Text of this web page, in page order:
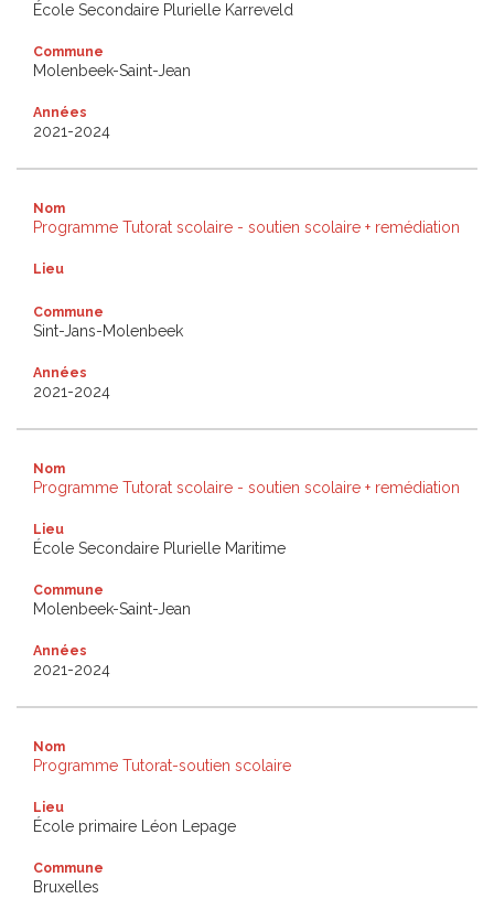
École Secondaire Plurielle Karreveld
Commune
Molenbeek-Saint-Jean
Années
2021-2024
Nom
Programme Tutorat scolaire - soutien scolaire + remédiation
Lieu
Commune
Sint-Jans-Molenbeek
Années
2021-2024
Nom
Programme Tutorat scolaire - soutien scolaire + remédiation
Lieu
École Secondaire Plurielle Maritime
Commune
Molenbeek-Saint-Jean
Années
2021-2024
Nom
Programme Tutorat-soutien scolaire
Lieu
École primaire Léon Lepage
Commune
Bruxelles